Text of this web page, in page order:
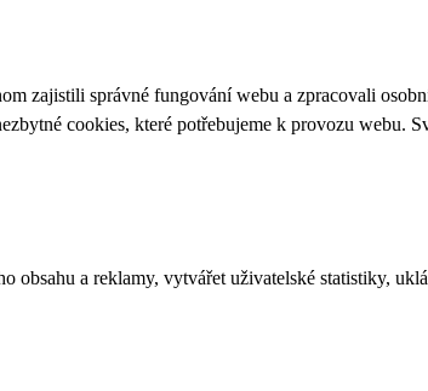
zajistili správné fungování webu a zpracovali
cookies, které potřebujeme k provozu webu.
obsahu a reklamy, vytvářet uživatelské statistiky,